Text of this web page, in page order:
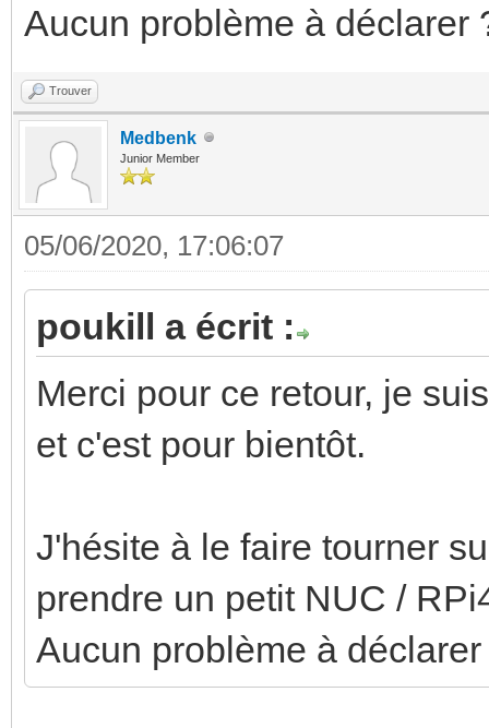
Aucun problème à déclarer
Trouver
Medbenk
Junior Member
05/06/2020, 17:06:07
poukill a écrit :
Merci pour ce retour, je
et c'est pour bientôt.
J'hésite à le faire tourner
prendre un petit NUC /
Aucun problème à déclarer